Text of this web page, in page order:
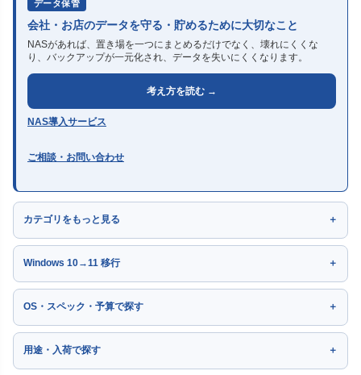
データ保管
会社・お店のデータを守る・貯めるために大切なこと
NASがあれば、置き場を一つにまとめるだけでなく、壊れにくくな
り、バックアップが一元化され、データを失いにくくなります。
考え方を読む →
NAS導入サービス
ご相談・お問い合わせ
カテゴリをもっと見る
Windows 10→11 移行
OS・スペック・予算で探す
用途・入荷で探す